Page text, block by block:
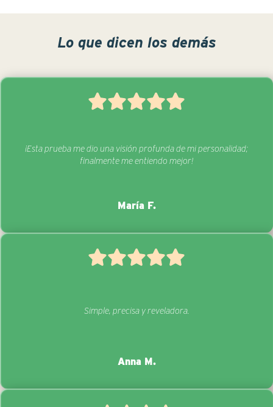
Lo que dicen los demás
¡Esta prueba me dio una visión profunda de mi personalidad;
finalmente me entiendo mejor!
María F.
Simple, precisa y reveladora.
Anna M.